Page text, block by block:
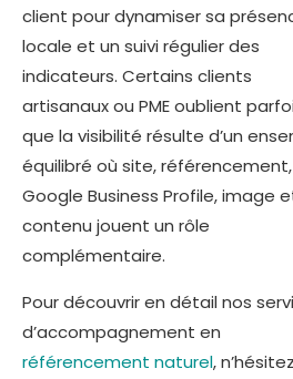
client pour dynamiser sa
locale et un suivi régulier des
indicateurs. Certains clients
artisanaux ou PME oublient
que la visibilité résulte d’un
équilibré où site, référencement,
Google Business Profile, image
contenu jouent un rôle
complémentaire.
Pour découvrir en détail nos
d’accompagnement en
référencement naturel,